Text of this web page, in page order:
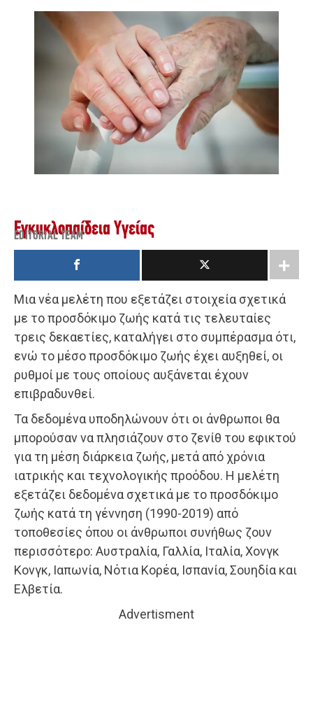
Εγκυκλοπαίδεια Υγείας
EDITORIAL TEAM
Μια νέα μελέτη που εξετάζει στοιχεία σχετικά
με το προσδόκιμο ζωής κατά τις τελευταίες
τρεις δεκαετίες, καταλήγει στο συμπέρασμα ότι,
ενώ το μέσο προσδόκιμο ζωής έχει αυξηθεί, οι
ρυθμοί με τους οποίους αυξάνεται έχουν
επιβραδυνθεί.
Τα δεδομένα υποδηλώνουν ότι οι άνθρωποι θα
μπορούσαν να πλησιάζουν στο ζενίθ του εφικτού
για τη μέση διάρκεια ζωής, μετά από χρόνια
ιατρικής και τεχνολογικής προόδου. Η μελέτη
εξετάζει δεδομένα σχετικά με το προσδόκιμο
ζωής κατά τη γέννηση (1990-2019) από
τοποθεσίες όπου οι άνθρωποι συνήθως ζουν
περισσότερο: Αυστραλία, Γαλλία, Ιταλία, Χονγκ
Κονγκ, Ιαπωνία, Νότια Κορέα, Ισπανία, Σουηδία και
Ελβετία.
Advertisment